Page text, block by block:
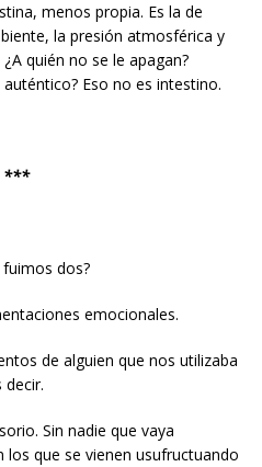
menos propia. Es la de
la presión atmosférica y
quién no se le apagan?
Eso no es intestino.
***
fuimos dos?
emocionales.
de alguien que nos utilizaba
decir.
Sin nadie que vaya
que se vienen usufructuando